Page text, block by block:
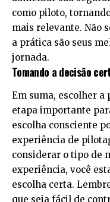
como piloto,
mais relevante. Não
a prática são seus
jornada.
Tomando a decisão
Em suma, escolher
etapa importante
escolha consciente
experiência de
considerar o tipo de
experiência, você
escolha certa.
que seja fácil de